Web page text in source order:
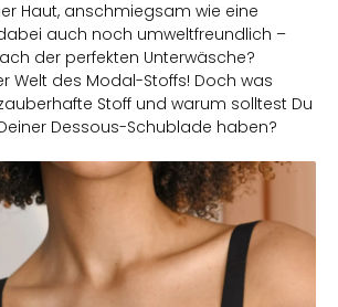
Haut, anschmiegsam wie eine
auch noch umweltfreundlich –
der perfekten Unterwäsche?
Welt des Modal-Stoffs! Doch was
Stoff und warum solltest Du
Dessous-Schublade haben?